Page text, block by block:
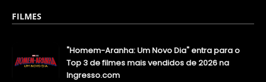
FILMES
"Homem-Aranha: Um Novo Dia" entra para o
Top 3 de filmes mais vendidos de 2026 na
Ingresso.com